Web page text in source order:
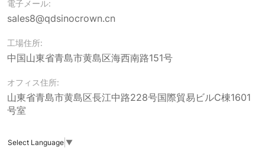
電子メール:
sales8@qdsinocrown.cn
工場住所:
中国山東省青島市黄島区海西南路151号
オフィス住所:
山東省青島市黄島区長江中路228号国際貿易ビルC棟1601
号室
Select Language ▼